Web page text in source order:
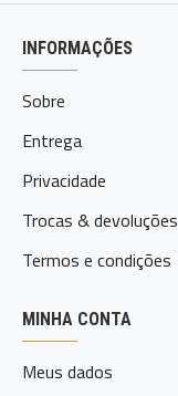
INFORMAÇÕES
Sobre
Entrega
Privacidade
Trocas & devoluções
Termos e condições
MINHA CONTA
Meus dados